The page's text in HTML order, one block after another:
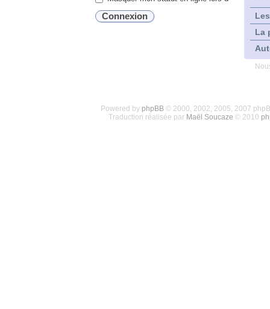
La
Powered by phpBB© 2000, 2002, 2005, 2007
Traduction réalisée par Maël Soucaze © 2010